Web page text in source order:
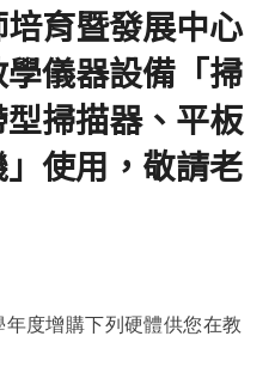
Open
Open
培育暨發展中心
儀器設備「掃
掃描器、平板
使用，敬請老
度增購下列硬體供您在教